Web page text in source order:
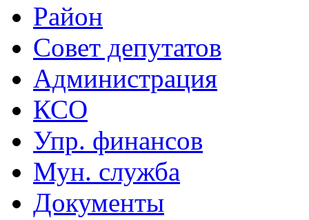
Район
Совет депутатов
Администрация
КСО
Упр. финансов
Мун. служба
Документы